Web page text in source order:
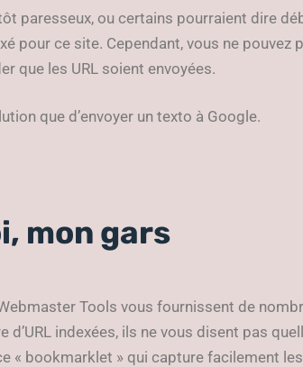
paresseux, ou certains pourraient dire
pour ce site. Cependant, vous ne pouvez
que les URL soient envoyées.
que d’envoyer un texto à Google.
mon gars
Tools vous fournissent de
d’URL indexées, ils ne vous disent pas
« bookmarklet » qui capture facilement